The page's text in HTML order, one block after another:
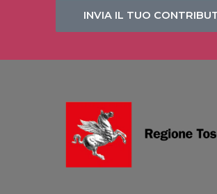
INVIA IL TUO